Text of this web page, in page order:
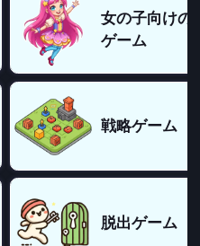
女の子向けの
ゲーム
戦略ゲーム
脱出ゲーム